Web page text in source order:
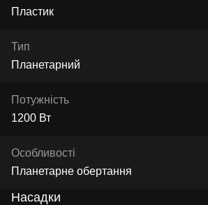
Пластик
Тип
Планетарний
Потужність
1200 Вт
Особливості
Планетарне обертання
Насадки